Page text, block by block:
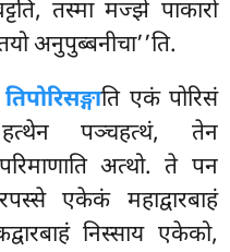
तस्मा मज्झे पाकारो
अनुपुब्बनीचा’’ति.
तिपोरिसङ्गाति एकं पोरिसं
हत्थेन पञ्चहत्थं, तेन
अत्थो. ते पन
एकेकं महाद्वारबाहं
निस्साय एकेको,